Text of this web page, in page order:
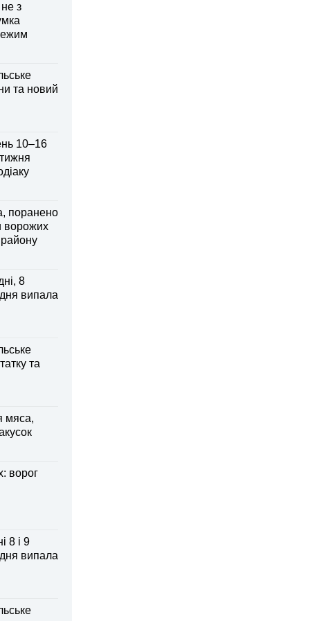
з
та новий
10–16
поранено
ворожих
району
8
випала
та
мяса,
ворог
8 і 9
випала